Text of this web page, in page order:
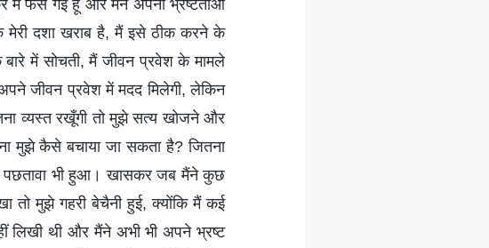
में फँस गई हूँ और मैंने अपनी भ्रष्टताओं
मेरी दशा खराब है, मैं इसे ठीक करने के
में सोचती, मैं जीवन प्रवेश के मामले
जीवन प्रवेश में मदद मिलेगी, लेकिन
व्यस्त रखूँगी तो मुझे सत्य खोजने और
मुझे कैसे बचाया जा सकता है? जितना
पछतावा भी हुआ। खासकर जब मैंने कुछ
तो मुझे गहरी बेचैनी हुई, क्योंकि मैं कई
लिखी थी और मैंने अभी भी अपने भ्रष्ट